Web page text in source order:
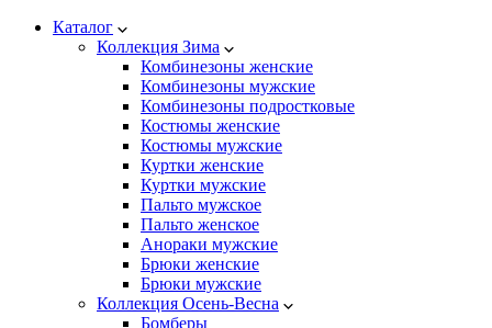
Каталог
Коллекция Зима
Комбинезоны женские
Комбинезоны мужские
Комбинезоны подростковые
Костюмы женские
Костюмы мужские
Куртки женские
Куртки мужские
Пальто мужское
Пальто женское
Анораки мужские
Брюки женские
Брюки мужские
Коллекция Осень-Весна
Бомберы